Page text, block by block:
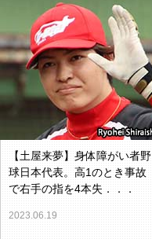
【土屋来夢】身体障がい者野
球日本代表。高1のとき事故
で右手の指を4本失．．．
2023.06.19